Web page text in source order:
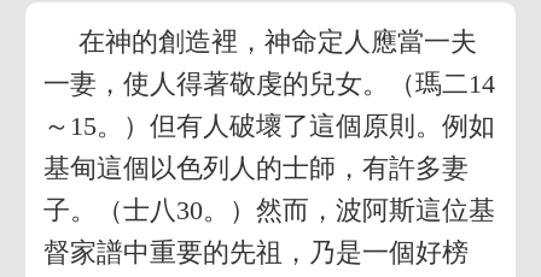
在神的創造裡，神命定人應當一夫
一妻，使人得著敬虔的兒女。（瑪二14
～15。）但有人破壞了這個原則。例如
基甸這個以色列人的士師，有許多妻
子。（士八30。）然而，波阿斯這位基
督家譜中重要的先祖，乃是一個好榜